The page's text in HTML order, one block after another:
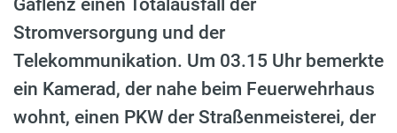
Gaflenz einen Totalausfall der
Stromversorgung und der
Telekommunikation. Um 03.15 Uhr bemerkte
ein Kamerad, der nahe beim Feuerwehrhaus
wohnt, einen PKW der Straßenmeisterei, der